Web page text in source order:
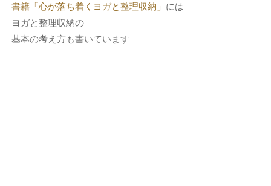
書籍「心が落ち着くヨガと整理収納」 には
ヨガと整理収納の
基本の考え方も書いています